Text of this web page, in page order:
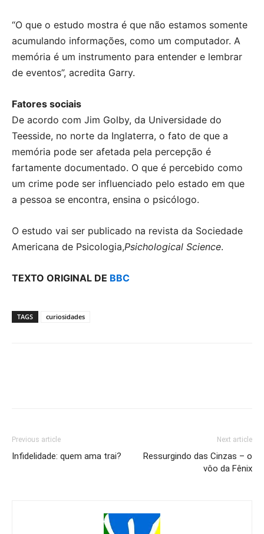
“O que o estudo mostra é que não estamos somente
acumulando informações, como um computador. A
memória é um instrumento para entender e lembrar
de eventos”, acredita Garry.
Fatores sociais
De acordo com Jim Golby, da Universidade do
Teesside, no norte da Inglaterra, o fato de que a
memória pode ser afetada pela percepção é
fartamente documentado. O que é percebido como
um crime pode ser influenciado pelo estado em que
a pessoa se encontra, ensina o psicólogo.
O estudo vai ser publicado na revista da Sociedade
Americana de Psicologia,Psichological Science.
TEXTO ORIGINAL DE BBC
TAGS curiosidades
Previous article
Infidelidade: quem ama trai?
Next article
Ressurgindo das Cinzas – o
vôo da Fênix